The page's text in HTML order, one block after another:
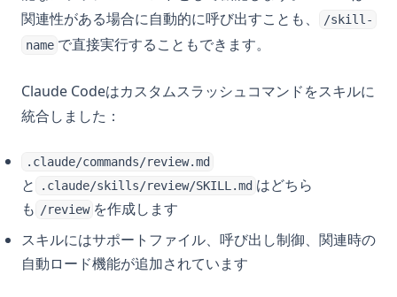
関連性がある場合に自動的に呼び出すことも、
/skill-
name で直接実行することもできます。
Claude Codeはカスタムスラッシュコマンドをスキルに
統合しました：
.claude/commands/review.md
と .claude/skills/review/SKILL.md はどちら
も /review を作成します
スキルにはサポートファイル、呼び出し制御、関連時の
自動ロード機能が追加されています